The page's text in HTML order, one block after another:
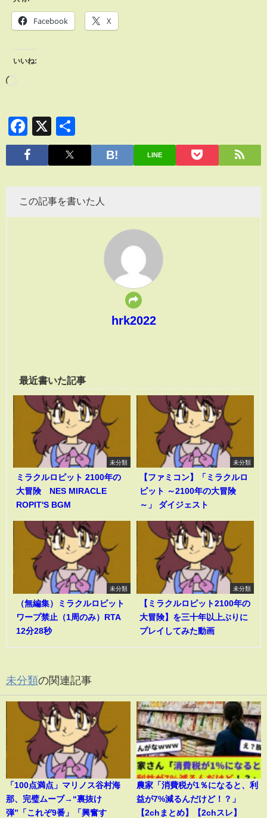
Facebook X
いいね:
Facebook
X
有
LINE
この記事を書いた人
hrk2022
最近書いた記事
未分類
ミラクルロピット 2100年の
大冒険 NES MIRACLE
ROPIT'S BGM
未分類
【ファミコン】「ミラクルロ
ピット ～2100年の大冒険
～」 ダイジェスト
未分類
（無編集）ミラクルロピット
ワープ禁止（1周のみ）RTA
12分28秒
未分類
【ミラクルロピット2100年の
大冒険】を三十年以上ぶりに
プレイしてみた動画
未分類の関連記事
「100点満点」マリノス谷村海
那、完璧ムーブ→“裏抜け
弾”「これぞ9番」「興奮す
農家「消費税が1％になると、利
益が7%減るんだけど！？」
【2chまとめ】【2chスレ】